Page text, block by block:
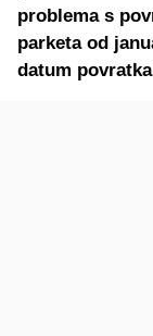
problema s
parketa od
datum